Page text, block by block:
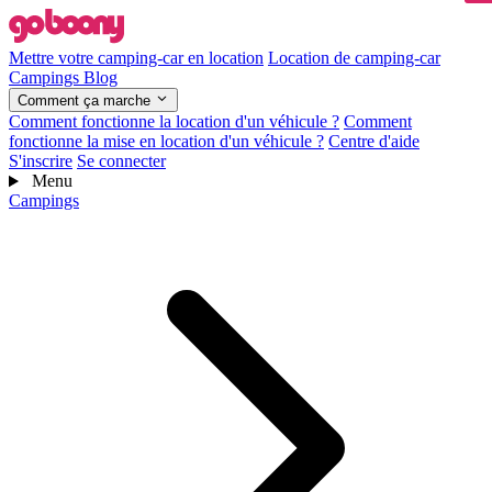
Mettre votre camping-car en location Location de camping-car
Campings Blog
Comment ça marche
Comment fonctionne la location d'un véhicule ? Comment
fonctionne la mise en location d'un véhicule ? Centre d'aide
S'inscrire Se connecter
Menu
Campings